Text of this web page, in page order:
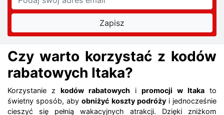
Czy warto korzystać z kodów
rabatowych Itaka?
Korzystanie z kodów rabatowych i promocji w Itaka to
świetny sposób, abyobniżyć koszty podróżyi jednocześnie
cieszyć się pełnią wakacyjnych atrakcji. Dzięki zniżkom